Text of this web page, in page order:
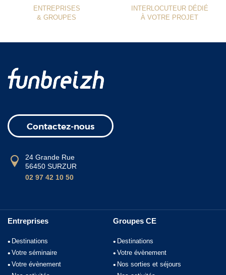
ENTREPRISES
& GROUPES
INTERLOCUTEUR DÉDIÉ
À VOTRE PROJET
Contactez-nous
24 Grande Rue
56450 SURZUR
02 97 42 10 50
Entreprises
Destinations
Votre séminaire
Votre évènement
Groupes CE
Destinations
Votre évènement
Nos sorties et séjours